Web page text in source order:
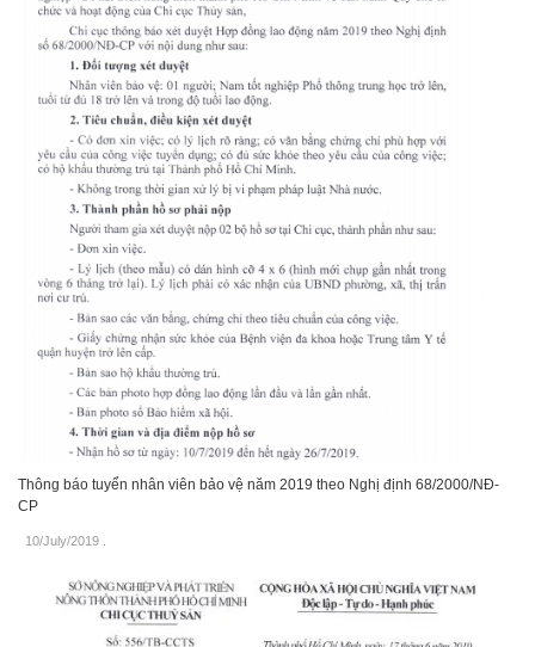
Thông báo tuyển nhân viên bảo vệ năm 2019 theo Nghị định 68/2000/NĐ-
CP
10/July/2019